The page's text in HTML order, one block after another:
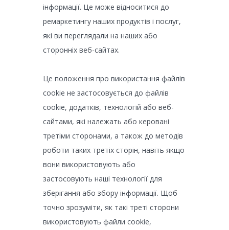
інформації. Це може відноситися до
ремаркетингу наших продуктів і послуг,
які ви переглядали на наших або
сторонніх веб-сайтах.
Це положення про використання файлів
cookie не застосовується до файлів
cookie, додатків, технологій або веб-
сайтами, які належать або керовані
третіми сторонами, а також до методів
роботи таких третіх сторін, навіть якщо
вони використовують або
застосовують наші технології для
зберігання або збору інформації. Щоб
точно зрозуміти, як такі треті сторони
використовують файли cookie,